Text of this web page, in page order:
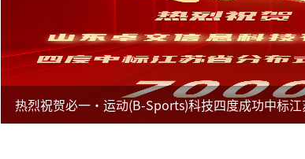
热烈祝贺必一·运动(B-Sports)科技四度成功中标江